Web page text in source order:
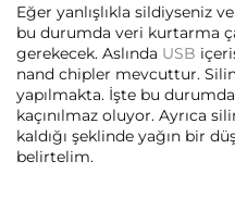
Eğer yanlışlıkla sildiyseniz
bu durumda veri kurtarma
gerekecek. Aslında USB
nand chipler mevcuttur.
yapılmakta. İşte bu
kaçınılmaz oluyor. Ayrıca
kaldığı şeklinde yağın bir
belirtelim.